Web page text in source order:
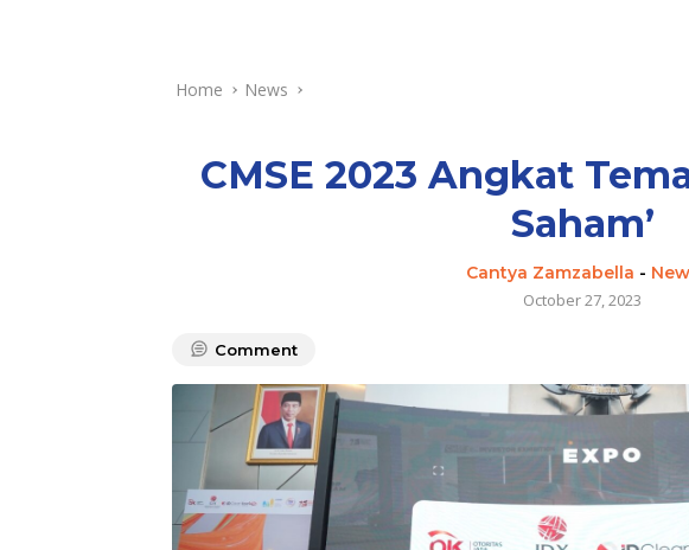
Home News
CMSE 2023 Angkat
Saham’
Cantya Zamzabella -
October 27, 2023
Comment